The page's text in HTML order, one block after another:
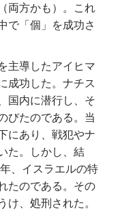
両方かも）。これ
で「個」を成功さ
主導したアイヒマ
成功した。ナチス
国内に潜行し、そ
びたのである。当
にあり、戦犯やナ
た。しかし、結
、イスラエルの特
たのである。その
け、処刑された。